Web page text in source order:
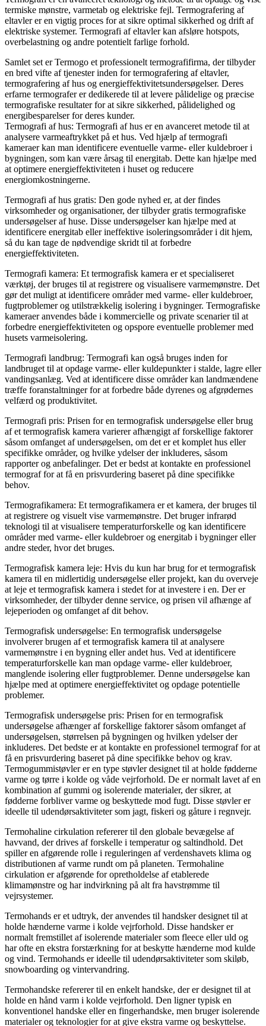
termiske mønstre, varmetab og elektriske fejl. Termografering af
eltavler er en vigtig proces for at sikre optimal sikkerhed og drift af
elektriske systemer. Termografi af eltavler kan afsløre hotspots,
overbelastning og andre potentielt farlige forhold.
Samlet set er Termogo et professionelt termografifirma, der tilbyder
en bred vifte af tjenester inden for termografering af eltavler,
termografering af hus og energieffektivitetsundersøgelser. Deres
erfarne termografer er dedikerede til at levere pålidelige og præcise
termografiske resultater for at sikre sikkerhed, pålidelighed og
energibesparelser for deres kunder.
Termografi af hus: Termografi af hus er en avanceret metode til at
analysere varmeaftrykket på et hus. Ved hjælp af termografi
kameraer kan man identificere eventuelle varme- eller kuldebroer i
bygningen, som kan være årsag til energitab. Dette kan hjælpe med
at optimere energieffektiviteten i huset og reducere
energiomkostningerne.
Termografi af hus gratis: Den gode nyhed er, at der findes
virksomheder og organisationer, der tilbyder gratis termografiske
undersøgelser af huse. Disse undersøgelser kan hjælpe med at
identificere energitab eller ineffektive isoleringsområder i dit hjem,
så du kan tage de nødvendige skridt til at forbedre
energieffektiviteten.
Termografi kamera: Et termografisk kamera er et specialiseret
værktøj, der bruges til at registrere og visualisere varmemønstre. Det
gør det muligt at identificere områder med varme- eller kuldebroer,
fugtproblemer og utilstrækkelig isolering i bygninger. Termografiske
kameraer anvendes både i kommercielle og private scenarier til at
forbedre energieffektiviteten og opspore eventuelle problemer med
husets varmeisolering.
Termografi landbrug: Termografi kan også bruges inden for
landbruget til at opdage varme- eller kuldepunkter i stalde, lagre eller
vandingsanlæg. Ved at identificere disse områder kan landmændene
træffe foranstaltninger for at forbedre både dyrenes og afgrødernes
velfærd og produktivitet.
Termografi pris: Prisen for en termografisk undersøgelse eller brug
af et termografisk kamera varierer afhængigt af forskellige faktorer
såsom omfanget af undersøgelsen, om det er et komplet hus eller
specifikke områder, og hvilke ydelser der inkluderes, såsom
rapporter og anbefalinger. Det er bedst at kontakte en professionel
termograf for at få en prisvurdering baseret på dine specifikke
behov.
Termografikamera: Et termografikamera er et kamera, der bruges til
at registrere og visuelt vise varmemønstre. Det bruger infrarød
teknologi til at visualisere temperaturforskelle og kan identificere
områder med varme- eller kuldebroer og energitab i bygninger eller
andre steder, hvor det bruges.
Termografisk kamera leje: Hvis du kun har brug for et termografisk
kamera til en midlertidig undersøgelse eller projekt, kan du overveje
at leje et termografisk kamera i stedet for at investere i en. Der er
virksomheder, der tilbyder denne service, og prisen vil afhænge af
lejeperioden og omfanget af dit behov.
Termografisk undersøgelse: En termografisk undersøgelse
involverer brugen af et termografisk kamera til at analysere
varmemønstre i en bygning eller andet hus. Ved at identificere
temperaturforskelle kan man opdage varme- eller kuldebroer,
manglende isolering eller fugtproblemer. Denne undersøgelse kan
hjælpe med at optimere energieffektivitet og opdage potentielle
problemer.
Termografisk undersøgelse pris: Prisen for en termografisk
undersøgelse afhænger af forskellige faktorer såsom omfanget af
undersøgelsen, størrelsen på bygningen og hvilken ydelser der
inkluderes. Det bedste er at kontakte en professionel termograf for at
få en prisvurdering baseret på dine specifikke behov og krav.
Termogummistøvler er en type støvler designet til at holde fødderne
varme og tørre i kolde og våde vejrforhold. De er normalt lavet af en
kombination af gummi og isolerende materialer, der sikrer, at
fødderne forbliver varme og beskyttede mod fugt. Disse støvler er
ideelle til udendørsaktiviteter som jagt, fiskeri og gåture i regnvejr.
Termohaline cirkulation refererer til den globale bevægelse af
havvand, der drives af forskelle i temperatur og saltindhold. Det
spiller en afgørende rolle i reguleringen af ​​verdenshavets klima og
distributionen af ​​varme rundt om på planeten. Termohaline
cirkulation er afgørende for opretholdelse af etablerede
klimamønstre og har indvirkning på alt fra havstrømme til
vejrsystemer.
Termohands er et udtryk, der anvendes til handsker designet til at
holde hænderne varme i kolde vejrforhold. Disse handsker er
normalt fremstillet af isolerende materialer som fleece eller uld og
har ofte en ekstra forstærkning for at beskytte hænderne mod kulde
og vind. Termohands er ideelle til udendørsaktiviteter som skiløb,
snowboarding og vintervandring.
Termohandske refererer til en enkelt handske, der er designet til at
holde en hånd varm i kolde vejrforhold. Den ligner typisk en
konventionel handske eller en fingerhandske, men bruger isolerende
materialer og teknologier for at give ekstra varme og beskyttelse.